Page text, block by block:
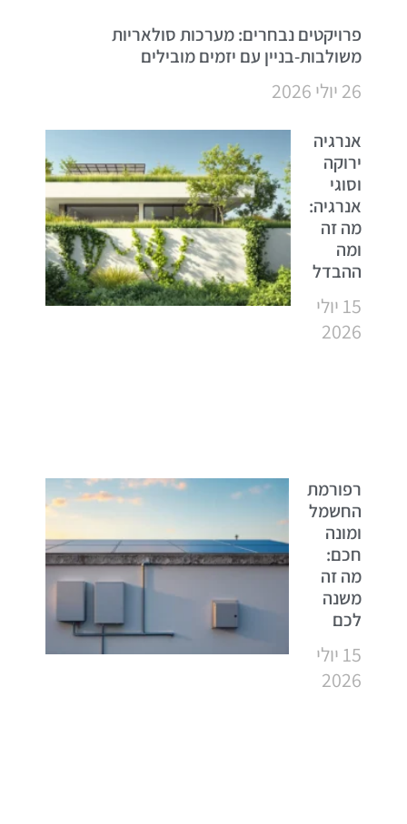
פרויקטים נבחרים: מערכות סולאריות
משולבות-בניין עם יזמים מובילים
26 יולי 2026
אנרגיה
ירוקה
וסוגי
אנרגיה:
מה זה
ומה
ההבדל
15 יולי
2026
רפורמת
החשמל
ומונה
חכם:
מה זה
משנה
לכם
15 יולי
2026